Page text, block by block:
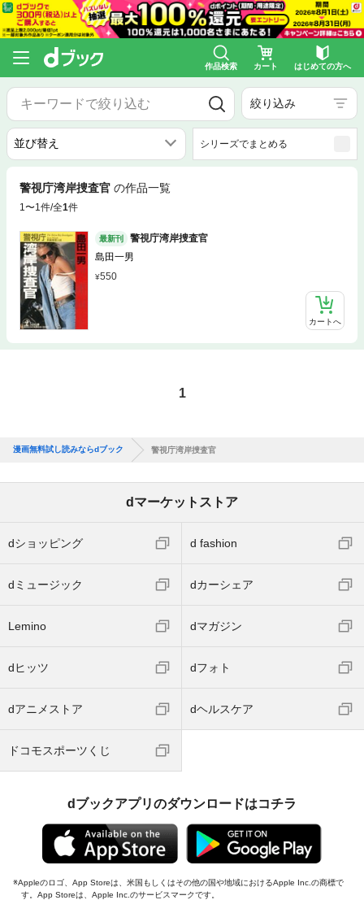
作品検索 カート はじめての方へ
絞り込み
シリーズでまとめる
警視庁湾岸捜査官 の作品一覧
1〜1件/全1件
最新刊
警視庁湾岸捜査官
島田一男
550
カートへ
1
漫画無料試し読みならdブック 警視庁湾岸捜査官
dマーケットストア
dショッピング d fashion
dミュージック dカーシェア
Lemino dマガジン
dヒッツ dフォト
dアニメストア dヘルスケア
ドコモスポーツくじ
dブックアプリのダウンロードはコチラ
Appleのロゴ、App Storeは、米国もしくはその他の国や地域におけるApple Inc.の商標で
す。App Storeは、Apple Inc.のサービスマークです。